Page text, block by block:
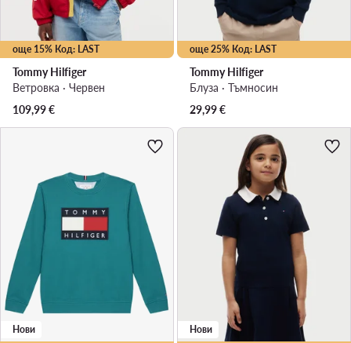
още 15% Код: LAST
Tommy Hilfiger
Ветровка · Червен
109,99€
още 25% Код: LAST
Tommy Hilfiger
Блуза · Тъмносин
29,99€
Нови Нови